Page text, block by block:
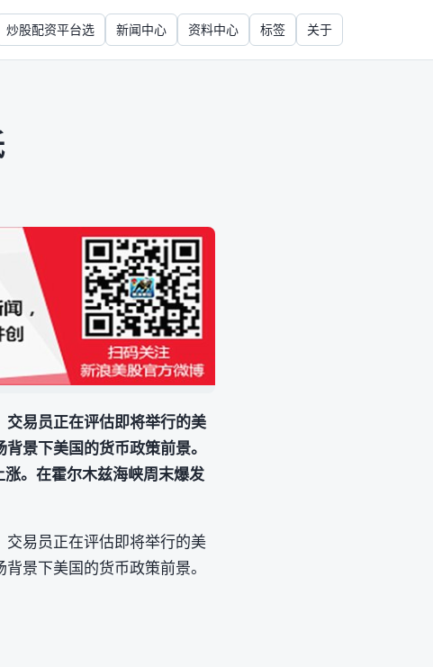
炒股配资平台选 新闻中心 资料中心 标签 关于
易员正在评估即将举行的美
景下美国的货币政策前景。
。在霍尔木兹海峡周末爆发
易员正在评估即将举行的美
景下美国的货币政策前景。